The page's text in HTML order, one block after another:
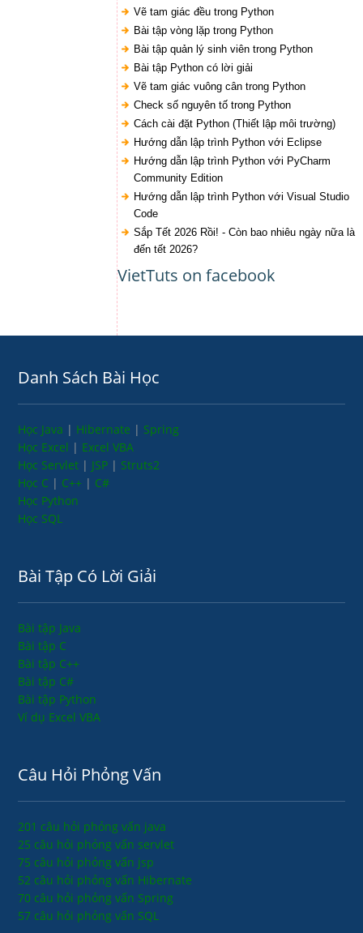
Vẽ tam giác đều trong Python
Bài tập vòng lặp trong Python
Bài tập quản lý sinh viên trong Python
Bài tập Python có lời giải
Vẽ tam giác vuông cân trong Python
Check số nguyên tố trong Python
Cách cài đặt Python (Thiết lập môi trường)
Hướng dẫn lập trình Python với Eclipse
Hướng dẫn lập trình Python với PyCharm
Community Edition
Hướng dẫn lập trình Python với Visual Studio
Code
Sắp Tết 2026 Rồi! - Còn bao nhiêu ngày nữa là
đến tết 2026?
VietTuts on facebook
Danh Sách Bài Học
Học Java | Hibernate | Spring
Học Excel | Excel VBA
Học Servlet | JSP | Struts2
Học C | C++ | C#
Học Python
Học SQL
Bài Tập Có Lời Giải
Bài tập Java
Bài tập C
Bài tập C++
Bài tập C#
Bài tập Python
Ví dụ Excel VBA
Câu Hỏi Phỏng Vấn
201 câu hỏi phỏng vấn java
25 câu hỏi phỏng vấn servlet
75 câu hỏi phỏng vấn jsp
52 câu hỏi phỏng vấn Hibernate
70 câu hỏi phỏng vấn Spring
57 câu hỏi phỏng vấn SQL